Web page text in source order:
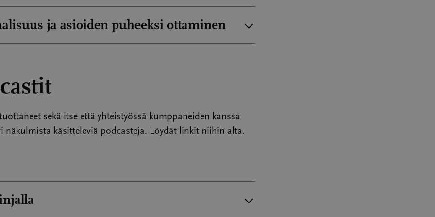
muuttuminen
tuomasta stigmasta.ja asioiden puheeksi ottaminen
ja asioiden puheeksi ottaminen
sekä itse että yhteistyössä kumppaneiden kanssa
näkulmista käsitteleviä podcasteja. Löydät linkit niihin alta.